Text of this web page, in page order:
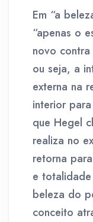
Em “a
“apenas o
novo contra
ou seja, a
externa na
interior
que Hegel
realiza no
retorna
e
beleza do
conceito